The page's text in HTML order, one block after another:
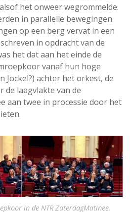
het onweer wegrommelde.
in parallelle bewegingen
op een berg vervat in een
in opdracht van de
het dat aan het einde de
vanaf hun hoge
Jockel?) achter het orkest, de
de laagvlakte van de
aan twee in processie door het
in de NTR ZaterdagMatinee.